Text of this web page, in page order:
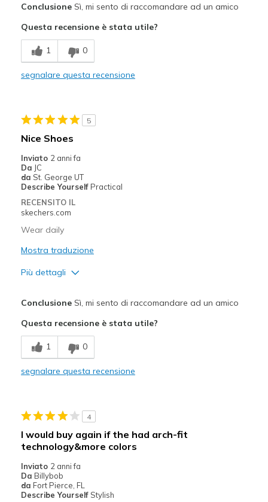
Comfortable
Migliori Utilizzi:
Casual Wear
ConclusioneSì, mi sento di raccomandare ad un amico
Questa recensione è stata utile?
1 0
segnalare questa recensione
5
Nice Shoes
Inviato 2 anni fa
Da JC
da St. George UT
Describe Yourself Practical
RECENSITO IL
skechers.com
Wear daily
Mostra traduzione
Più dettagli
Comfortable
Migliori Utilizzi:
Casual Wear
Sizing
View On Shoes
I'm Into Shoes
ConclusioneSì, mi sento di raccomandare ad un amico
Questa recensione è stata utile?
1 0
segnalare questa recensione
4
I would buy again if the had arch-fit
technology&more colors
Inviato 2 anni fa
Da Billybob
da Fort Pierce, FL
Describe Yourself Stylish